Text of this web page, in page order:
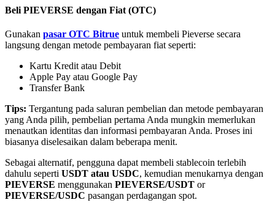
Mitra Bitrue
Afiliasi Bitrue
Beli PIEVERSE dengan Fiat (OTC)
Gunakan pasar OTC Bitrue untuk membeli Pieverse secara
langsung dengan metode pembayaran fiat seperti:
Kartu Kredit atau Debit
Apple Pay atau Google Pay
Transfer Bank
Tips: Tergantung pada saluran pembelian dan metode pembayaran
yang Anda pilih, pembelian pertama Anda mungkin memerlukan
menautkan identitas dan informasi pembayaran Anda. Proses ini
biasanya diselesaikan dalam beberapa menit.
Sebagai alternatif, pengguna dapat membeli stablecoin terlebih
dahulu seperti USDT atau USDC, kemudian menukarnya dengan
PIEVERSE menggunakan PIEVERSE/USDT or
PIEVERSE/USDC pasangan perdagangan spot.